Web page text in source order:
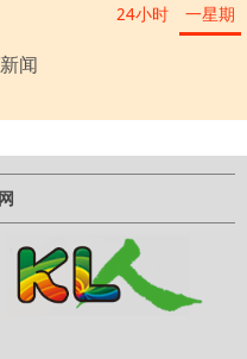
24小时 一星期
闻